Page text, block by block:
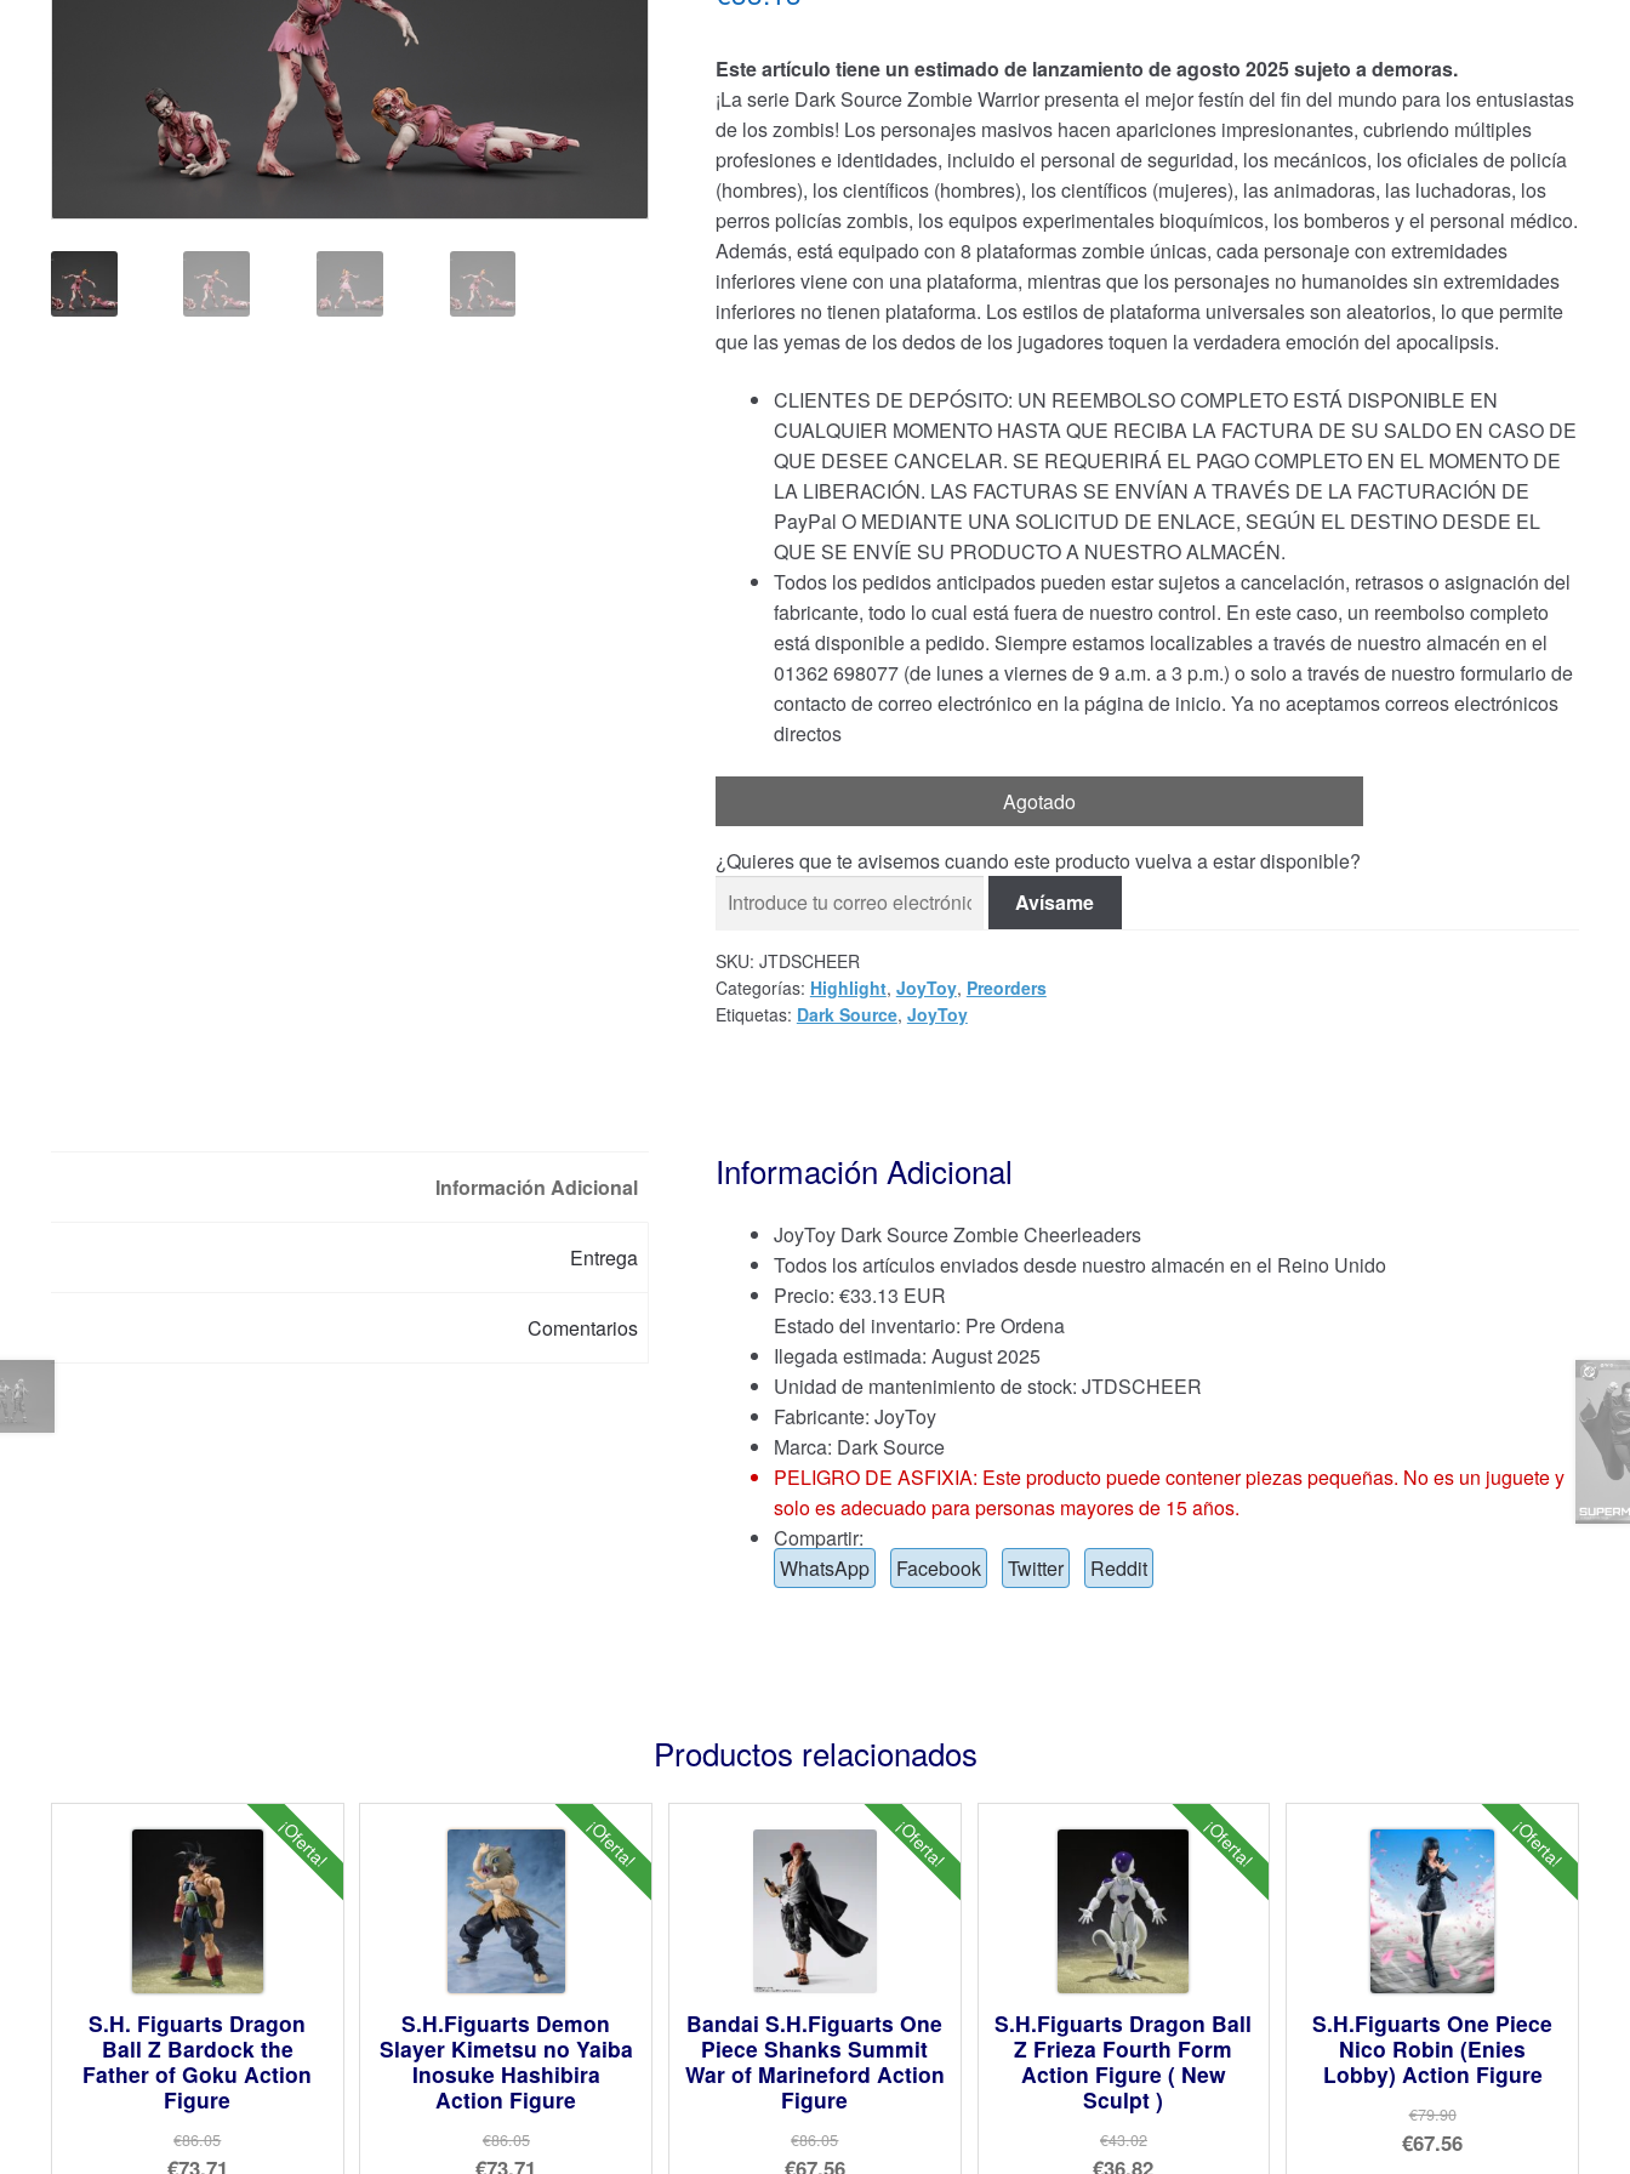
Este artículo tiene un estimado de lanzamiento de agosto 2025 sujeto a demoras.
¡La serie Dark Source Zombie Warrior presenta el mejor festín del fin del mundo para los entusiastas
de los zombis! Los personajes masivos hacen apariciones impresionantes, cubriendo múltiples
profesiones e identidades, incluido el personal de seguridad, los mecánicos, los oficiales de policía
(hombres), los científicos (hombres), los científicos (mujeres), las animadoras, las luchadoras, los
perros policías zombis, los equipos experimentales bioquímicos, los bomberos y el personal médico.
Además, está equipado con 8 plataformas zombie únicas, cada personaje con extremidades
inferiores viene con una plataforma, mientras que los personajes no humanoides sin extremidades
inferiores no tienen plataforma. Los estilos de plataforma universales son aleatorios, lo que permite
que las yemas de los dedos de los jugadores toquen la verdadera emoción del apocalipsis.
CLIENTES DE DEPÓSITO: UN REEMBOLSO COMPLETO ESTÁ DISPONIBLE EN
CUALQUIER MOMENTO HASTA QUE RECIBA LA FACTURA DE SU SALDO EN CASO DE
QUE DESEE CANCELAR. SE REQUERIRÁ EL PAGO COMPLETO EN EL MOMENTO DE
LA LIBERACIÓN. LAS FACTURAS SE ENVÍAN A TRAVÉS DE LA FACTURACIÓN DE
PayPal O MEDIANTE UNA SOLICITUD DE ENLACE, SEGÚN EL DESTINO DESDE EL
QUE SE ENVÍE SU PRODUCTO A NUESTRO ALMACÉN.
Todos los pedidos anticipados pueden estar sujetos a cancelación, retrasos o asignación del
fabricante, todo lo cual está fuera de nuestro control. En este caso, un reembolso completo
está disponible a pedido. Siempre estamos localizables a través de nuestro almacén en el
01362 698077 (de lunes a viernes de 9 a.m. a 3 p.m.) o solo a través de nuestro formulario de
contacto de correo electrónico en la página de inicio. Ya no aceptamos correos electrónicos
directos
Agotado
¿Quieres que te avisemos cuando este producto vuelva a estar disponible?
Avísame
SKU: JTDSCHEER
Categorías: Highlight, JoyToy, Preorders
Etiquetas: Dark Source, JoyToy
Información Adicional
Entrega
Comentarios
Información Adicional
JoyToy Dark Source Zombie Cheerleaders
Todos los artículos enviados desde nuestro almacén en el Reino Unido
Precio: €33.13 EUR
Estado del inventario: Pre Ordena
Ilegada estimada: August 2025
Unidad de mantenimiento de stock: JTDSCHEER
Fabricante: JoyToy
Marca: Dark Source
PELIGRO DE ASFIXIA: Este producto puede contener piezas pequeñas. No es un juguete y
solo es adecuado para personas mayores de 15 años.
Compartir:
WhatsApp
Facebook Twitter Reddit
Productos relacionados
¡Oferta!
S.H. Figuarts Dragon
Ball Z Bardock the
Father of Goku Action
Figure
€86.05
El
€73.71
¡Oferta!
S.H.Figuarts Demon
Slayer Kimetsu no Yaiba
Inosuke Hashibira
Action Figure
€86.05
El
€73.71
¡Oferta!
Bandai S.H.Figuarts One
Piece Shanks Summit
War of Marineford Action
Figure
€86.05
El
€67.56
¡Oferta!
S.H.Figuarts Dragon Ball
Z Frieza Fourth Form
Action Figure ( New
Sculpt )
€43.02
El
€36.82
¡Oferta!
S.H.Figuarts One Piece
Nico Robin (Enies
Lobby) Action Figure
€79.90
El
€67.56